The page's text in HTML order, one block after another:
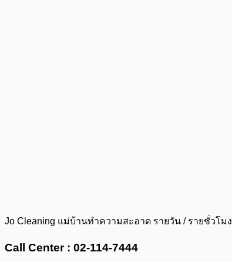
Jo Cleaning แม่บ้านทำความสะอาด รายวัน / รายชั่วโมง
Call Center : 02-114-7444